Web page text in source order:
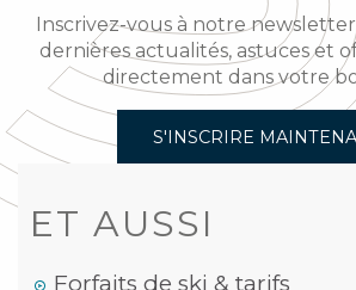
Inscrivez-vous à notre
dernières actualités, astuces et
directement dans votre
S'INSCRIRE
ET AUSSI
Forfaits de ski & tarifs